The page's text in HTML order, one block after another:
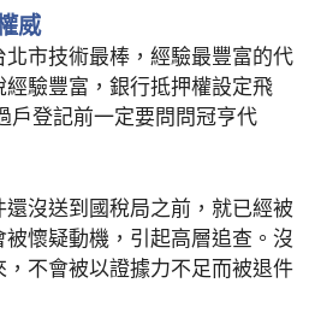
威
市技術最棒，經驗最豐富的代
驗豐富，銀行抵押權設定飛
戶登記前一定要問問冠亨代
沒送到國稅局之前，就已經被
懷疑動機，引起高層追查。沒
不會被以證據力不足而被退件